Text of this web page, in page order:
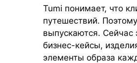
Tumi понимает, что
путешествий.
выпускаются. Сейчас
бизнес-кейсы,
элементы образа